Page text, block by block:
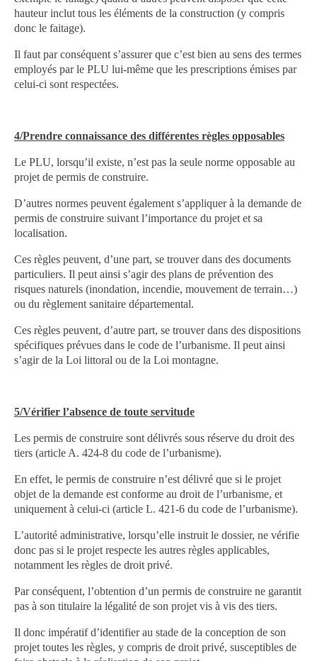
hauteur inclut tous les éléments de la construction (y compris
donc le faitage).
Il faut par conséquent s’assurer que c’est bien au sens des termes
employés par le PLU lui-même que les prescriptions émises par
celui-ci sont respectées.
4/Prendre connaissance des différentes règles opposables
Le PLU, lorsqu’il existe, n’est pas la seule norme opposable au
projet de permis de construire.
D’autres normes peuvent également s’appliquer à la demande de
permis de construire suivant l’importance du projet et sa
localisation.
Ces règles peuvent, d’une part, se trouver dans des documents
particuliers. Il peut ainsi s’agir des plans de prévention des
risques naturels (inondation, incendie, mouvement de terrain…)
ou du règlement sanitaire départemental.
Ces règles peuvent, d’autre part, se trouver dans des dispositions
spécifiques prévues dans le code de l’urbanisme. Il peut ainsi
s’agir de la Loi littoral ou de la Loi montagne.
5/Vérifier l’absence de toute servitude
Les permis de construire sont délivrés sous réserve du droit des
tiers (article A. 424-8 du code de l’urbanisme).
En effet, le permis de construire n’est délivré que si le projet
objet de la demande est conforme au droit de l’urbanisme, et
uniquement à celui-ci (article L. 421-6 du code de l’urbanisme).
L’autorité administrative, lorsqu’elle instruit le dossier, ne vérifie
donc pas si le projet respecte les autres règles applicables,
notamment les règles de droit privé.
Par conséquent, l’obtention d’un permis de construire ne garantit
pas à son titulaire la légalité de son projet vis à vis des tiers.
Il donc impératif d’identifier au stade de la conception de son
projet toutes les règles, y compris de droit privé, susceptibles de